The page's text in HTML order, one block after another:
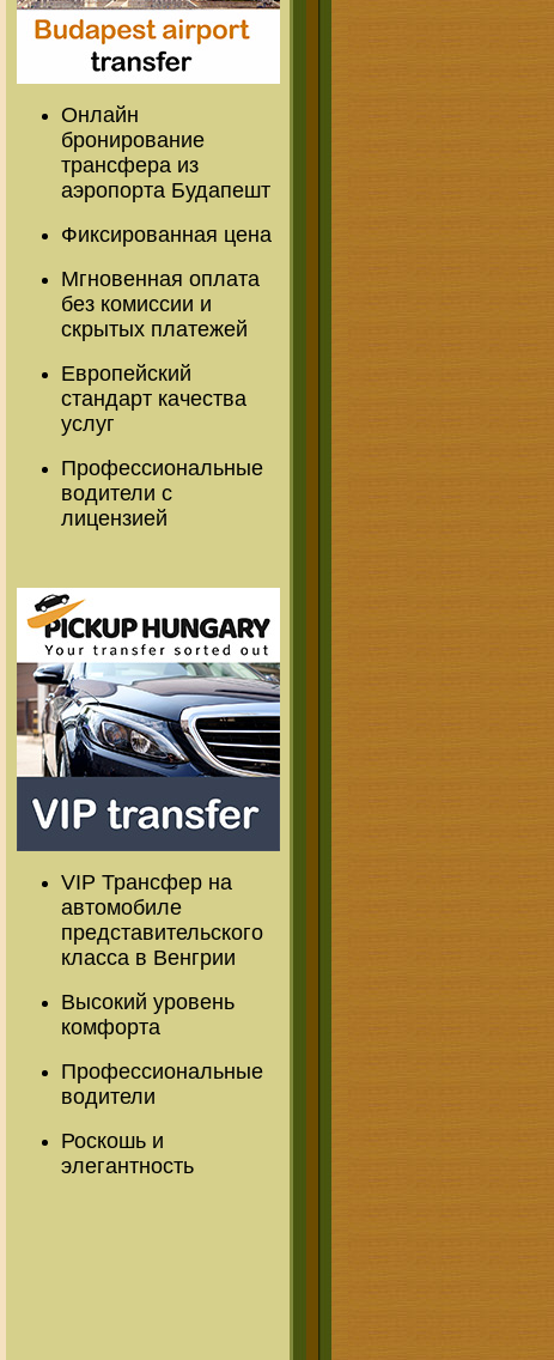
Онлайн
бронирование
трансфера из
аэропорта Будапешт
Фиксированная цена
Мгновенная оплата
без комиссии и
скрытых платежей
Европейский
стандарт качества
услуг
Профессиональные
водители с
лицензией
VIP Трансфер на
автомобиле
представительского
класса в Венгрии
Высокий уровень
комфорта
Профессиональные
водители
Роскошь и
элегантность